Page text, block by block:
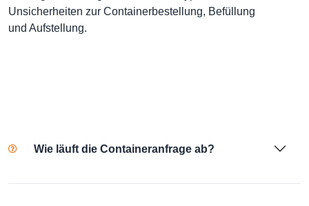
Unsicherheiten zur Containerbestellung, Befüllung
und Aufstellung.
Wie läuft die Containeranfrage ab?